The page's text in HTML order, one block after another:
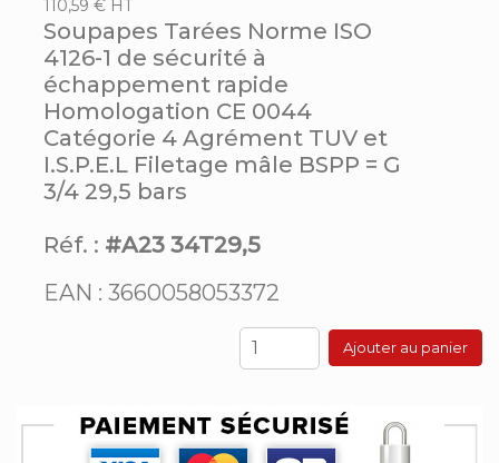
110,59 € HT
Soupapes Tarées Norme ISO
4126-1 de sécurité à
échappement rapide
Homologation CE 0044
Catégorie 4 Agrément TUV et
I.S.P.E.L Filetage mâle BSPP = G
3/4 29,5 bars
Réf. : #A23 34T29,5
EAN : 3660058053372
Ajouter au panier